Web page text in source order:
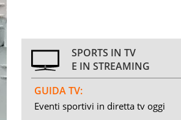
SPORTS IN TV
E IN STREAMING
GUIDA TV:
Eventi sportivi in diretta tv oggi